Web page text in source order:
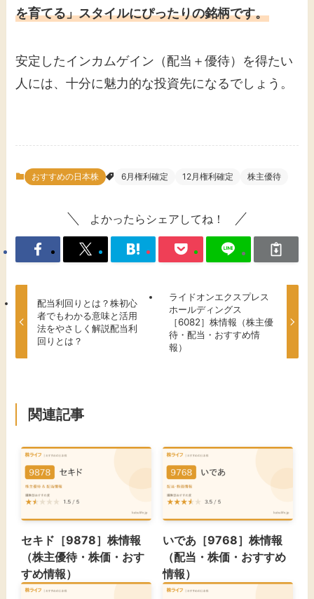
を育てる」スタイルにぴったりの銘柄です。
安定したインカムゲイン（配当＋優待）を得たい
人には、十分に魅力的な投資先になるでしょう。
おすすめの日本株 6月権利確定 12月権利確定 株主優待
よかったらシェアしてね！
配当利回りとは？株初心
者でもわかる意味と活用
法をやさしく解説配当利
回りとは？
ライドオンエクスプレス
ホールディングス
［6082］株情報（株主優
待・配当・おすすめ情
報）
関連記事
セキド［9878］株情報
（株主優待・株価・おす
すめ情報）
いであ［9768］株情報
（配当・株価・おすすめ
情報）